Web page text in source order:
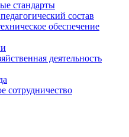
стандарты
состав
обеспечение
деятельность
сотрудничество